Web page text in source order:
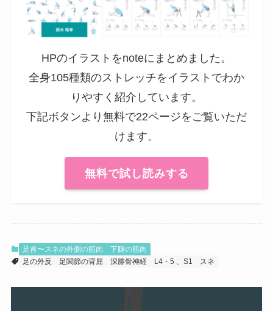
HPのイラストをnoteにまとめました。
全身105種類のストレッチをイラストでわか
りやすく紹介しています。
下記ボタンより無料で22ページをご覧いただ
けます。
無料で試し読みする
足首〜スネの外側の筋肉
下腿の筋肉
足の外反
足関節の背屈 深腓骨神経 L4・5 、S1 スネ